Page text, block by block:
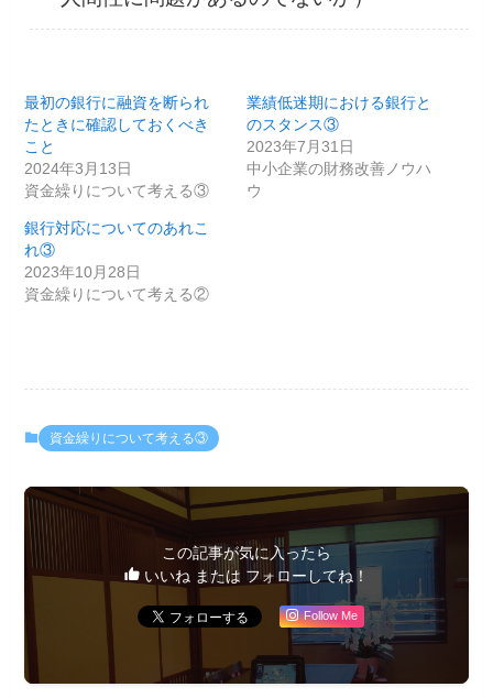
最初の銀行に融資を断られ
たときに確認しておくべき
こと
2024年3月13日
資金繰りについて考える③
業績低迷期における銀行と
のスタンス③
2023年7月31日
中小企業の財務改善ノウハ
ウ
銀行対応についてのあれこ
れ③
2023年10月28日
資金繰りについて考える②
資金繰りについて考える③
この記事が気に入ったら
いいね または フォローしてね！
Follow Me